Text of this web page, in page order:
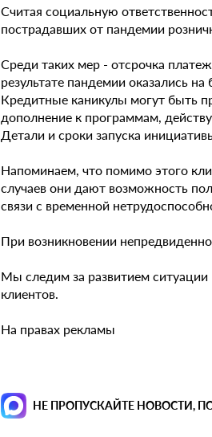
Считая социальную
пострадавших от пандемии
Среди таких мер - отсрочка
результате пандемии оказались
Кредитные каникулы могут быть
дополнение к программам,
Детали и сроки запуска
Напоминаем, что помимо этого
случаев они дают возможность
связи с временной
При возникновении
Мы следим за развитием
клиентов.
На правах рекламы
НЕ ПРОПУСКАЙТЕ НОВОСТИ,